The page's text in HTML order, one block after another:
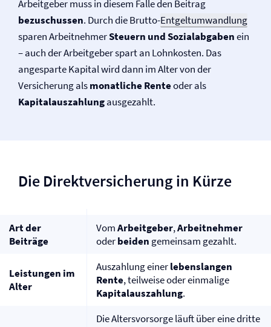
Arbeitgeber muss in diesem Falle den Beitrag
bezuschussen. Durch die Brutto-Entgeltumwandlung
sparen ArbeitnehmerSteuern und Sozialabgabenein
– auch der Arbeitgeber spart an Lohnkosten. Das
angesparte Kapital wird dann im Alter von der
Versicherung alsmonatliche Renteoder als
Kapitalauszahlungausgezahlt.
Die Direkt­versicherung in Kürze
Art der
Beiträge
VomArbeitgeber,Arbeitnehmer
oderbeiden gemeinsam gezahlt.
Leistungen im
Alter
Auszahlung einerlebenslangen
Rente, teilweise oder einmalige
Kapitalauszahlung.
Die Altersvorsorge läuft über eine dritte